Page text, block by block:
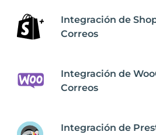
Integración de
Correos
Integración de
Correos
Integración de